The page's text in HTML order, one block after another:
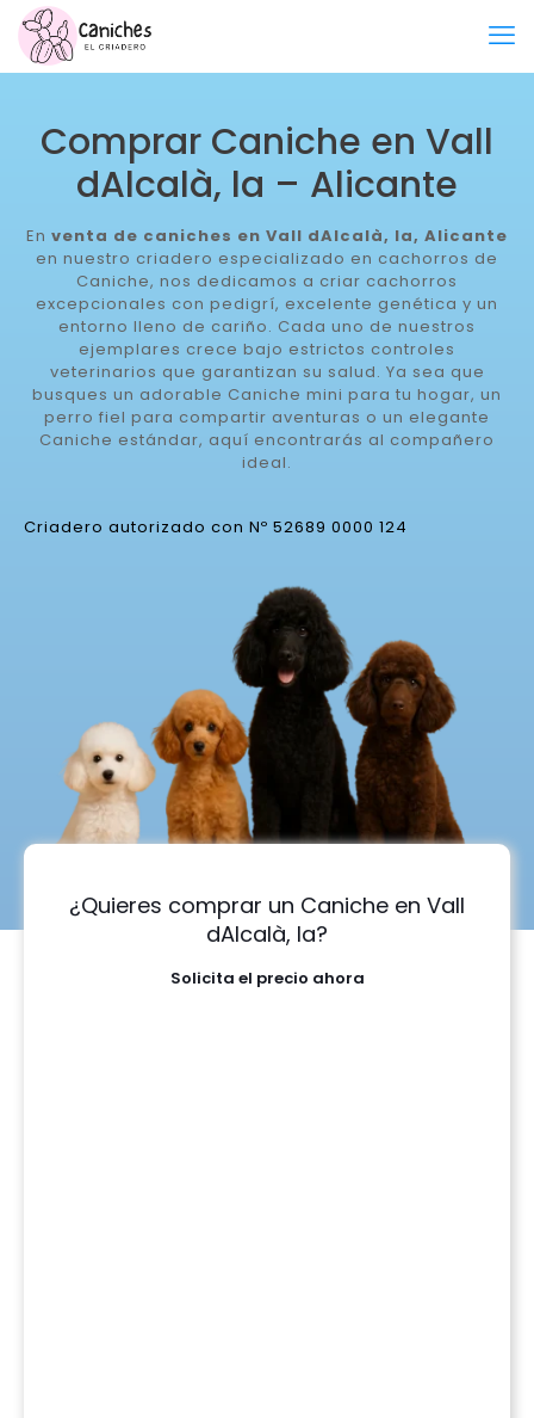
Comprar Caniche en Vall
dAlcalà, la – Alicante
En venta de caniches en Vall dAlcalà, la, Alicante
en nuestro criadero especializado en cachorros de
Caniche, nos dedicamos a criar cachorros
excepcionales con pedigrí, excelente genética y un
entorno lleno de cariño. Cada uno de nuestros
ejemplares crece bajo estrictos controles
veterinarios que garantizan su salud. Ya sea que
busques un adorable Caniche mini para tu hogar, un
perro fiel para compartir aventuras o un elegante
Caniche estándar, aquí encontrarás al compañero
ideal.
Criadero autorizado con Nº 52689 0000 124
¿Quieres comprar un Caniche en Vall
dAlcalà, la?
Solicita el precio ahora